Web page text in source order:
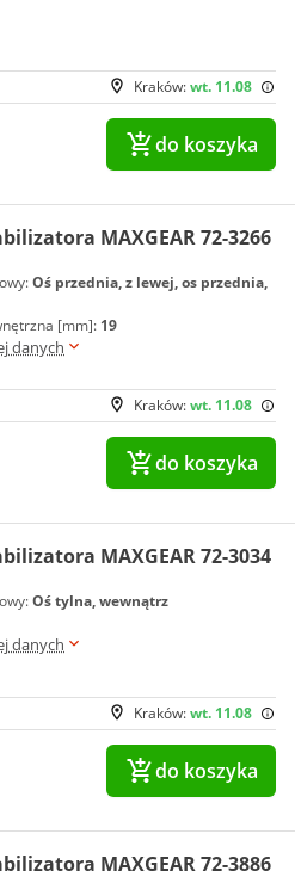
Kraków:wt. 11.08
do koszyka
MAXGEAR 72-3266
Oś przednia, z lewej, os przednia,
[mm]: 19
danych
Kraków:wt. 11.08
do koszyka
MAXGEAR 72-3034
Oś tylna, wewnątrz
danych
Kraków:wt. 11.08
do koszyka
MAXGEAR 72-3886